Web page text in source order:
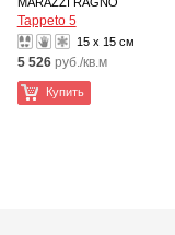
Tappeto 5
15 x 15 см
5 526 руб./кв.м
Купить